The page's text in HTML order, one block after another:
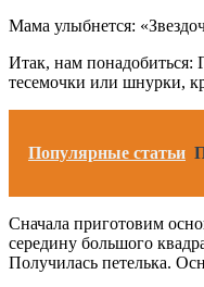
Мама улыбнется:
Итак, нам понадобиться:
тесемочки или шнурки,
Популярные статьи
Сначала приготовим
середину большого
Получилась петелька.